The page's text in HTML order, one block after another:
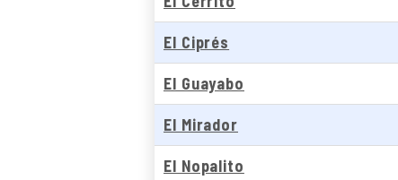
El Ciprés
El Guayabo
El Mirador
El Nopalito